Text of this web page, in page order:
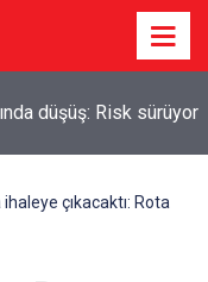
Kayseri rahat geçti
çıkacaktı: Rota